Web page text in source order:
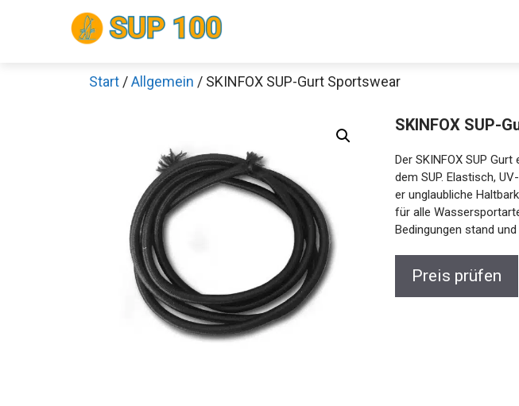
Start /Allgemein / SKINFOX SUP-Gurt Sportswear
SKINFOX SUP-
Der SKINFOX SUP
dem SUP. Elastisch,
er unglaubliche
für alle
Bedingungen stand
Preis prüfen
Schaue dir jetzt die
Jetzt